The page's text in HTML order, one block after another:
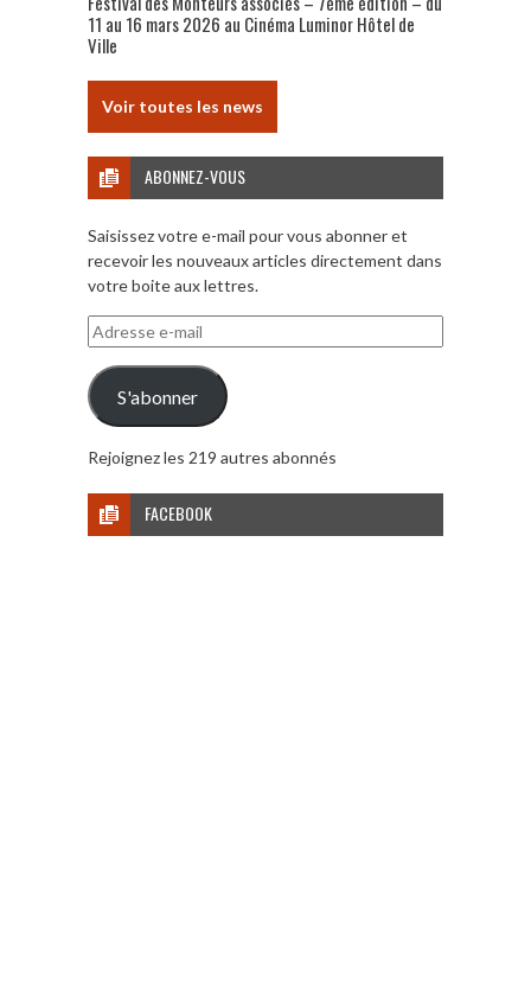
11 au 16 mars 2026 au Cinéma Luminor Hôtel de
Ville
Voir toutes les news
ABONNEZ-VOUS
Saisissez votre e-mail pour vous abonner et
recevoir les nouveaux articles directement dans
votre boite aux lettres.
Adresse
e-
mail
S'abonner
Rejoignez les 219 autres abonnés
FACEBOOK